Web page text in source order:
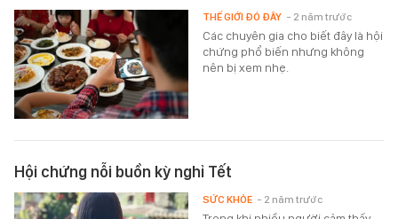
Các chuyên gia cho biết đây là hội
chứng phổ biến nhưng không
nên bị xem nhẹ.
THẾ GIỚI ĐÓ ĐÂY - 2 năm trước
Hội chứng nỗi buồn kỳ nghỉ Tết
SỨC KHỎE - 2 năm trước